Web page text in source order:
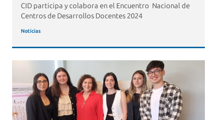
CID participa y colabora en el Encuentro Nacional de
Centros de Desarrollos Docentes 2024
Noticias